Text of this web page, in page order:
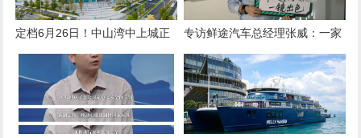
定档6月26日！中山湾中上城正
式开业，国际IP室内主题乐园综
合体同期亮相
专访鲜途汽车总经理张威：一家
冷链运营平台与一台车的“价值
共振”